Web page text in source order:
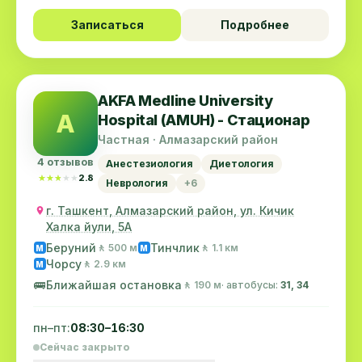
Записаться Подробнее
A
4 отзывов
★★★★★
★★★★★ 2.8
AKFA Medline University
Hospital (AMUH) - Стационар
Частная · Алмазарский район
Анестезиология
Диетология
Неврология
+6
г. Ташкент, Алмазарский район, ул. Кичик
Халка йули, 5А
M Беруний 🚶 500 м M Тинчлик 🚶 1.1 км
M Чорсу 🚶 2.9 км
🚌Ближайшая остановка 🚶 190 м· автобусы: 31, 34
пн–пт:08:30–16:30
Сейчас закрыто